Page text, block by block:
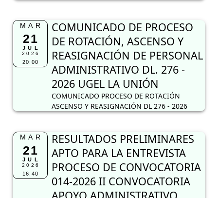
MAR
21
JUL
2026
20:00
COMUNICADO DE PROCESO
DE ROTACIÓN, ASCENSO Y
REASIGNACIÓN DE PERSONAL
ADMINISTRATIVO DL. 276 -
2026 UGEL LA UNIÓN
COMUNICADO PROCESO DE ROTACIÓN
ASCENSO Y REASIGNACIÓN DL 276 - 2026
MAR
21
JUL
2026
16:40
RESULTADOS PRELIMINARES
APTO PARA LA ENTREVISTA
PROCESO DE CONVOCATORIA
014-2026 II CONVOCATORIA